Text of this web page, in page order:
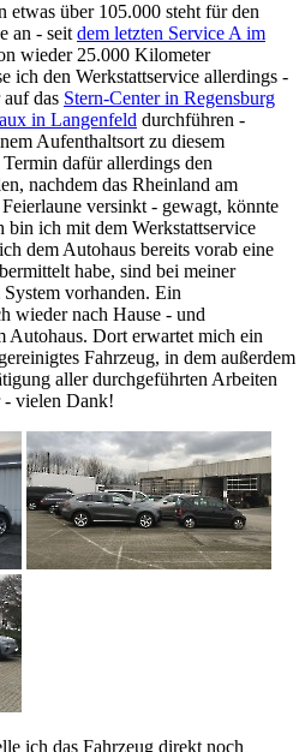
über 105.000 steht für den
an - seit dem letzten Service A im
wieder 25.000 Kilometer
ich den Werkstattservice allerdings -
das Stern-Center in Regensburg
in Langenfeld durchführen -
Aufenthaltsort zu diesem
dafür allerdings den
nachdem das Rheinland am
versinkt - gewagt, könnte
bin ich mit dem Werkstattservice
dem Autohaus bereits vorab eine
habe, sind bei meiner
vorhanden. Ein
wieder nach Hause - und
Autohaus. Dort erwartet mich ein
Fahrzeug, in dem außerdem
aller durchgeführten Arbeiten
- vielen Dank!
ich das Fahrzeug direkt noch